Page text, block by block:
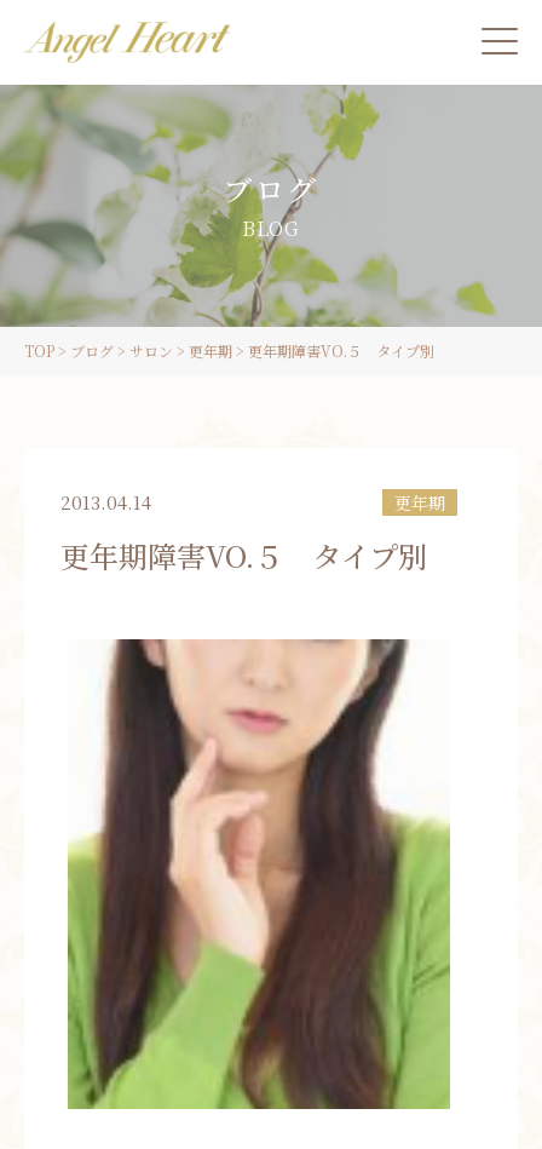
施術をご希望の方
カウンセリングをご希望の方へ
スクール受講生の方へ
お問い合わせ
ブログ
BLOG
TOP> ブログ> サロン > 更年期> 更年期障害VO.５ タイプ別
2013.04.14 更年期
更年期障害VO.５ タイプ別